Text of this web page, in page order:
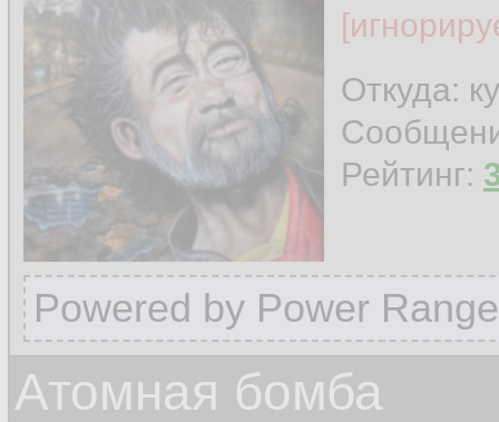
Откуда:
Рейтинг:
Powered by Power
Атомная бомба